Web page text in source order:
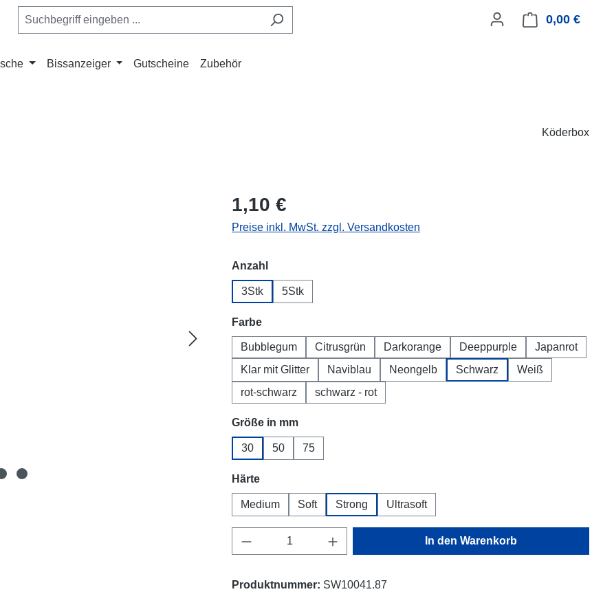
0,00 €
Bissanzeiger Gutscheine Zubehör
Köderbox
1,10 €
Preise inkl. MwSt. zzgl. Versandkosten
Anzahl auswählen
3Stk 5Stk
Farbeauswählen
Bubblegum Citrusgrün Darkorange Deeppurple
Japanrot
Klar mit Glitter
Naviblau Neongelb Schwarz
Weiß
rot-schwarz
schwarz - rot
Größe in mmauswählen
30 50 75
Härteauswählen
Medium Soft Strong Ultrasoft
Produkt Anzahl: Gib den gewünschten Wert ein
In den Warenkorb
Produktnummer: SW10041.87